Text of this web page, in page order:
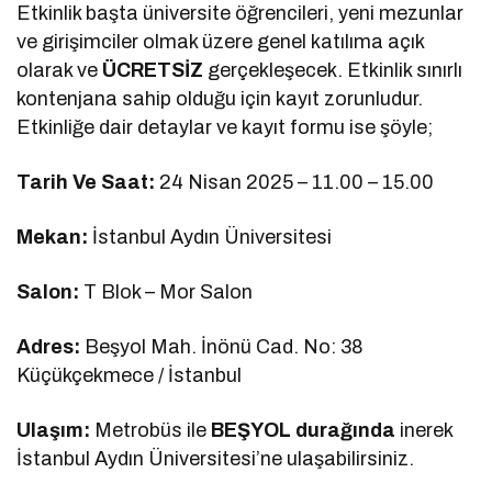
Etkinlik başta üniversite öğrencileri, yeni mezunlar
ve girişimciler olmak üzere genel katılıma açık
olarak ve ÜCRETSİZ gerçekleşecek. Etkinlik sınırlı
kontenjana sahip olduğu için kayıt zorunludur.
Etkinliğe dair detaylar ve kayıt formu ise şöyle;
Tarih Ve Saat: 24 Nisan 2025 – 11.00 – 15.00
Mekan: İstanbul Aydın Üniversitesi
Salon: T Blok – Mor Salon
Adres: Beşyol Mah. İnönü Cad. No: 38
Küçükçekmece / İstanbul
Ulaşım: Metrobüs ile BEŞYOL durağında inerek
İstanbul Aydın Üniversitesi’ne ulaşabilirsiniz.